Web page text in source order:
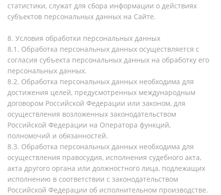
статистики, служат для сбора информации о действиях
субъектов персональных данных на Сайте.
8. Условия обработки персональных данных
8.1. Обработка персональных данных осуществляется с
согласия субъекта персональных данных на обработку его
персональных данных.
8.2. Обработка персональных данных необходима для
достижения целей, предусмотренных международным
договором Российской Федерации или законом, для
осуществления возложенных законодательством
Российской Федерации на Оператора функций,
полномочий и обязанностей.
8.3. Обработка персональных данных необходима для
осуществления правосудия, исполнения судебного акта,
акта другого органа или должностного лица, подлежащих
исполнению в соответствии с законодательством
Российской Федерации об исполнительном производстве.